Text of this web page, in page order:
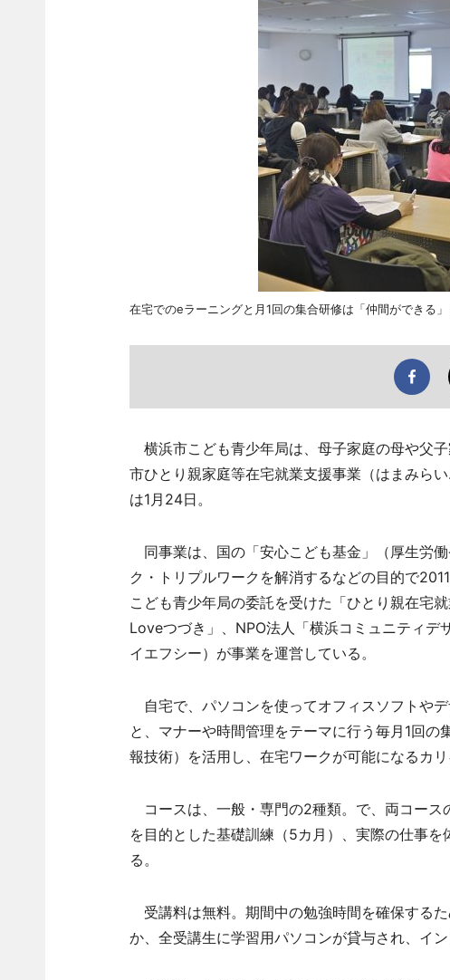
在宅でのeラーニングと月1回の集合研修は「仲間ができる
横浜市こども青少年局は、母子家庭の母や父
市ひとり親家庭等在宅就業支援事業（はまみら
は1月24日。
同事業は、国の「安心こども基金」（厚生労
ク・トリプルワークを解消するなどの目的で
こども青少年局の委託を受けた「ひとり親在宅
Loveつづき」、NPO法人「横浜コミュニティデ
イエフシー）が事業を運営している。
自宅で、パソコンを使ってオフィスソフトや
と、マナーや時間管理をテーマに行う毎月1回
報技術）を活用し、在宅ワークが可能になるカリ
コースは、一般・専門の2種類。で、両コース
を目的とした基礎訓練（5カ月）、実際の仕事
る。
受講料は無料。期間中の勉強時間を確保する
か、全受講生に学習用パソコンが貸与され、イ